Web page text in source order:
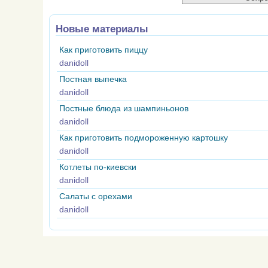
Новые материалы
Как приготовить пиццу
danidoll
Постная выпечка
danidoll
Постные блюда из шампиньонов
danidoll
Как приготовить подмороженную картошку
danidoll
Котлеты по-киевски
danidoll
Салаты с орехами
danidoll